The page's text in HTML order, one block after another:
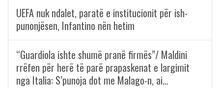
UEFA nuk ndalet, paratë e institucionit për ish-
punonjësen, Infantino nën hetim
“Guardiola ishte shumë pranë firmës”/ Maldini
rrëfen për herë të parë prapaskenat e largimit
nga Italia: S’punoja dot me Malago-n, ai…